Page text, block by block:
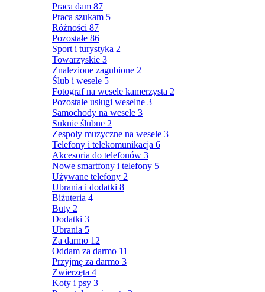
Praca dam 87
Praca szukam 5
Różności 87
Pozostałe 86
Sport i turystyka 2
Towarzyskie 3
Znalezione zagubione 2
Ślub i wesele 5
Fotograf na wesele kamerzysta 2
Pozostałe usługi weselne 3
Samochody na wesele 3
Suknie ślubne 2
Zespoły muzyczne na wesele 3
Telefony i telekomunikacja 6
Akcesoria do telefonów 3
Nowe smartfony i telefony 5
Używane telefony 2
Ubrania i dodatki 8
Biżuteria 4
Buty 2
Dodatki 3
Ubrania 5
Za darmo 12
Oddam za darmo 11
Przyjmę za darmo 3
Zwierzęta 4
Koty i psy 3